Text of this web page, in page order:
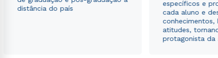
distância do país
específicos e
cada aluno e
conhecimentos,
atitudes,
protagonista da